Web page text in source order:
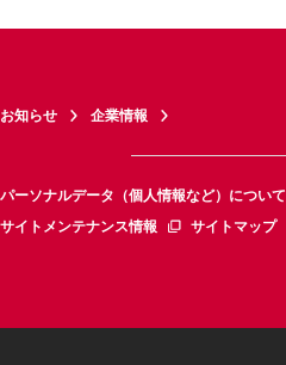
お知らせ 企業情報
パーソナルデータ（個人情報など）について
サイトメンテナンス情報
サイトマップ